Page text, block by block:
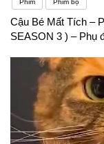
Cậu Bé Mất Tích –
SEASON 3 ) – Phụ